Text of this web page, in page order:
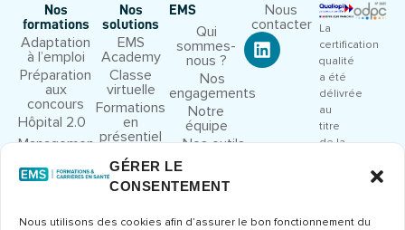
GÉRER LE
CONSENTEMENT
Nous utilisons des cookies afin d’assurer le bon fonctionnement du
Nos
formations
Adaptation
à l’emploi
Préparation
aux
concours
Hôpital 2.0
Management
Droit et
Congrès et
Nos
solutions
EMS
Academy
Classe
virtuelle
Formations
en
présentiel
EMS
Qui
sommes-
nous ?
Nos
engagements
Notre
équipe
Nos outils
pédagogiques
Nous
rejoindre
Nous
contacter
La
certification
qualité
a été
délivrée
au
titre
de la
ACTIONS